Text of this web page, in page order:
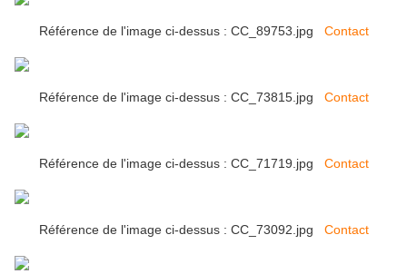
Référence de l'image ci-dessus : CC_89753.jpg Contact
Référence de l'image ci-dessus : CC_73815.jpg Contact
Référence de l'image ci-dessus : CC_71719.jpg Contact
Référence de l'image ci-dessus : CC_73092.jpg Contact